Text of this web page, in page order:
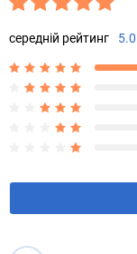
5.0
середній рейтинг